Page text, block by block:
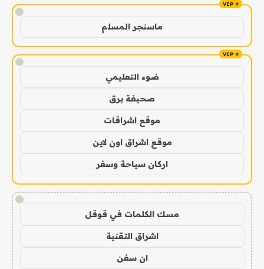
!
ماسنجر المسلم
!
ضوء التعليمي
صحيفة برق
موقع اشراقات
موقع اشراق اون لاين
اركان سياحة وسفر
!
مسك الكلمات في قوقل
اشراق التقنية
ان سفن